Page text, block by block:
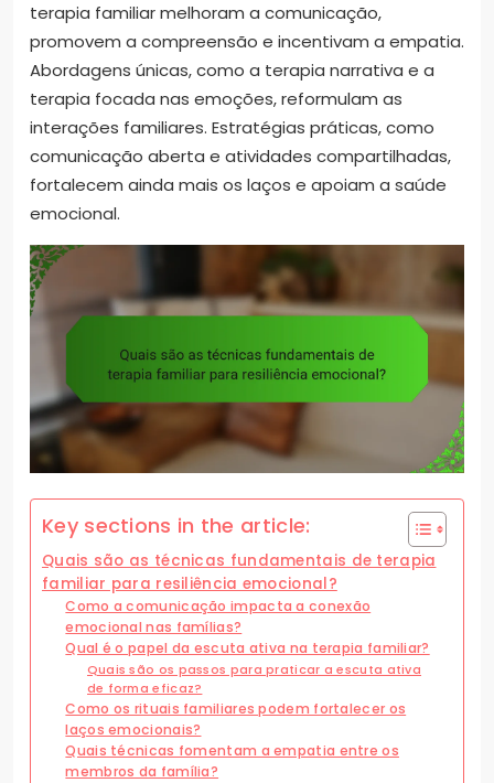
terapia familiar melhoram a comunicação,
promovem a compreensão e incentivam a empatia.
Abordagens únicas, como a terapia narrativa e a
terapia focada nas emoções, reformulam as
interações familiares. Estratégias práticas, como
comunicação aberta e atividades compartilhadas,
fortalecem ainda mais os laços e apoiam a saúde
emocional.
Key sections in the article:
Quais são as técnicas fundamentais de terapia
familiar para resiliência emocional?
Como a comunicação impacta a conexão
emocional nas famílias?
Qual é o papel da escuta ativa na terapia familiar?
Quais são os passos para praticar a escuta ativa
de forma eficaz?
Como os rituais familiares podem fortalecer os
laços emocionais?
Quais técnicas fomentam a empatia entre os
membros da família?